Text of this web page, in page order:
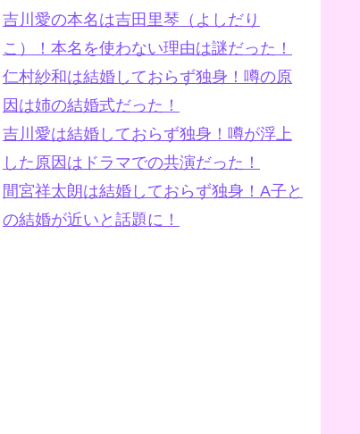
吉川愛の本名は吉田里琴（よしだり
こ）！本名を使わない理由は謎だった！
仁村紗和は結婚しておらず独身！噂の原
因は姉の結婚式だった！
吉川愛は結婚しておらず独身！噂が浮上
した原因はドラマでの共演だった！
間宮祥太朗は結婚しておらず独身！A子と
の結婚が近いと話題に！